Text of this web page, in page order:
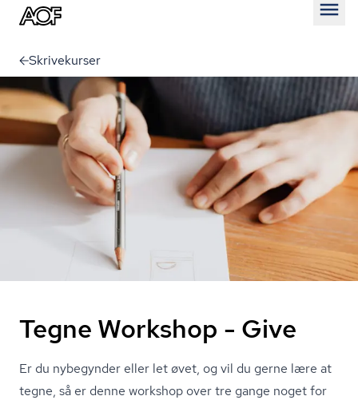
Skrivekurser
Tegne Workshop - Give
Er du nybegynder eller let øvet, og vil du gerne lære at
tegne, så er denne workshop over tre gange noget for